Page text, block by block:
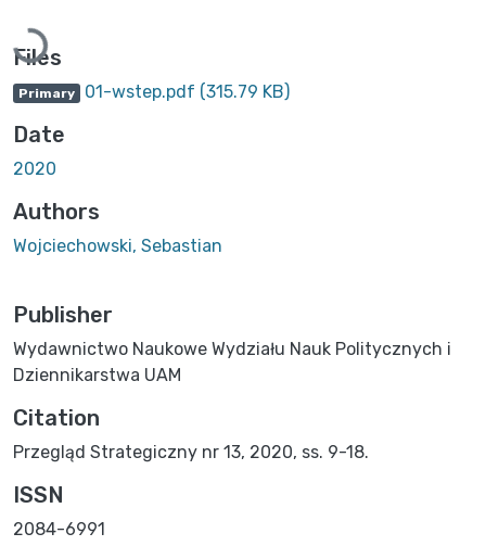
Loading...
Files
Primary 01-wstep.pdf (315.79 KB)
Date
2020
Authors
Wojciechowski, Sebastian
Publisher
Wydawnictwo Naukowe Wydziału Nauk Politycznych i
Dziennikarstwa UAM
Citation
Przegląd Strategiczny nr 13, 2020, ss. 9-18.
ISSN
2084-6991